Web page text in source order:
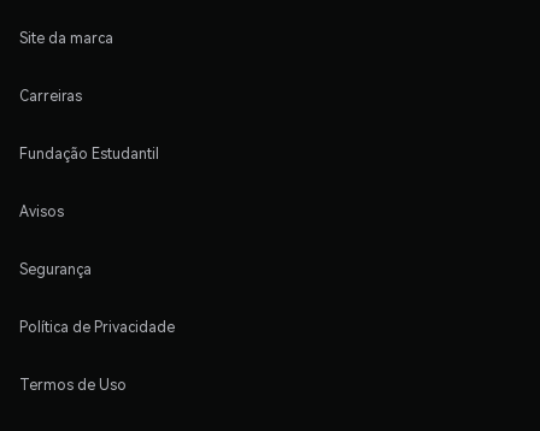
Site da marca
Carreiras
Fundação Estudantil
Avisos
Segurança
Política de Privacidade
Termos de Uso